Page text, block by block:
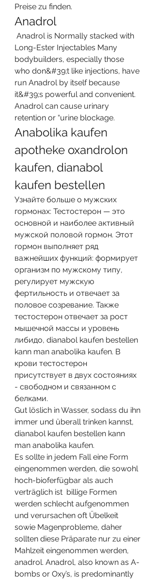
Preise zu finden.
Anadrol
Long-Ester Injectables Many
bodybuilders, especially those
who don&#39;t like injections, have
run Anadrol by itself because
it&#39;s powerful and convenient.
Anadrol can cause urinary
retention or “urine blockage.
Anabolika kaufen
apotheke oxandrolon
kaufen, dianabol
kaufen bestellen
Узнайте больше о мужских
гормонах: Тестостерон — это
основной и наиболее активный
мужской половой гормон. Этот
гормон выполняет ряд
важнейших функций: формирует
организм по мужскому типу,
регулирует мужскую
фертильность и отвечает за
половое созревание. Также
тестостерон отвечает за рост
мышечной массы и уровень
либидо, dianabol kaufen bestellen
kann man anabolika kaufen. В
крови тестостерон
присутствует в двух состояниях
- свободном и связанном с
белками.
Gut löslich in Wasser, sodass du ihn
immer und überall trinken kannst,
dianabol kaufen bestellen kann
man anabolika kaufen.
Es sollte in jedem Fall eine Form
eingenommen werden, die sowohl
hoch-bioferfügbar als auch
verträglich ist  billige Formen
werden schlecht aufgenommen
und verursachen oft Übelkeit
sowie Magenprobleme, daher
sollten diese Präparate nur zu einer
Mahlzeit eingenommen werden,
anadrol. Anadrol, also known as A-
bombs or Oxy’s, is predominantly